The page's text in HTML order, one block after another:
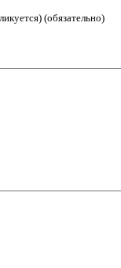
(обязательно)